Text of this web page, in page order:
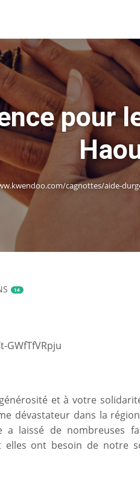
pour
cagnottes/aide-
14
GWfTfVRpju
et à votre
dévastateur dans la
a laissé de nombreuses
elles ont besoin de notre